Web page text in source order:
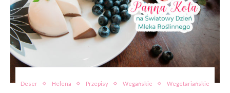
Deser Helena Przepisy Wegańskie Wegetariańskie